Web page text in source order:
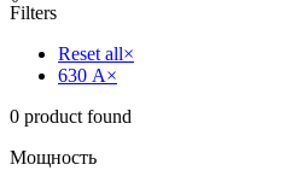
Filters
Reset all×
630 А×
0 product found
Мощность